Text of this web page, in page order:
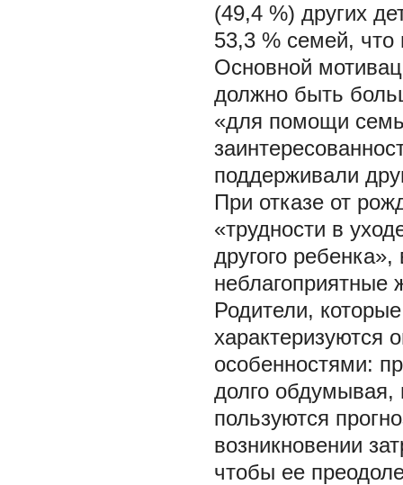
(49,4 %) других
53,3 % семей, что
Основной
должно быть
«для помощи
поддерживали
При отказе от
«трудности в
другого
Родители,
характеризуются
особенностями:
долго обдумывая,
пользуются
возникновении
чтобы ее